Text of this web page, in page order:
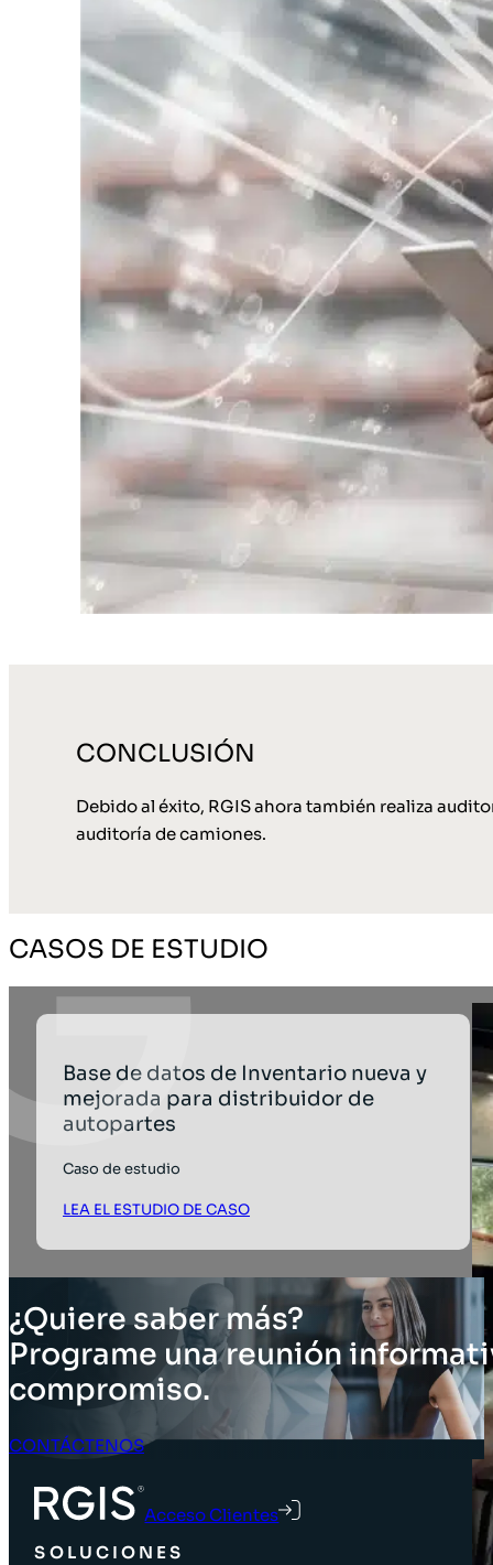
CONCLUSIÓN
Debido al éxito, RGIS ahora también realiza
auditoría de camiones.
CASOS DE ESTUDIO
Base de datos de Inventario nueva y
mejorada para distribuidor de
autopartes
Caso de estudio
LEA EL ESTUDIO DE CASO
¿Quiere saber más?
Programe una reunión
compromiso.
CONTÁCTENOS
Acceso Clientes
SOLUCIONES